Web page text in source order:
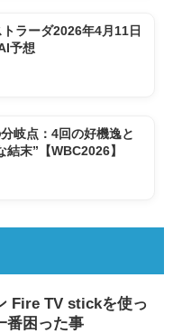
ラーダ2026年4月11日
予想
岐点：4回の好機逸と
結末”【WBC2026】
Fire TV stickを使っ
番困った事